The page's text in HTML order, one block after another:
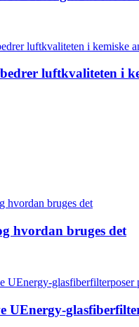
luftkvaliteten i
hvordan bruges det